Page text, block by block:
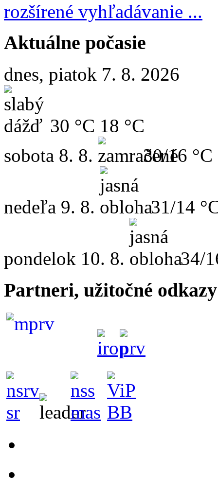
rozšírené vyhľadávanie ...
Aktuálne počasie
dnes, piatok 7. 8. 2026
30 °C 18 °C
sobota 8. 8. 30/16 °C
nedeľa 9. 8. 31/14
pondelok 10. 8. 34/
Partneri, užitočné odkazy